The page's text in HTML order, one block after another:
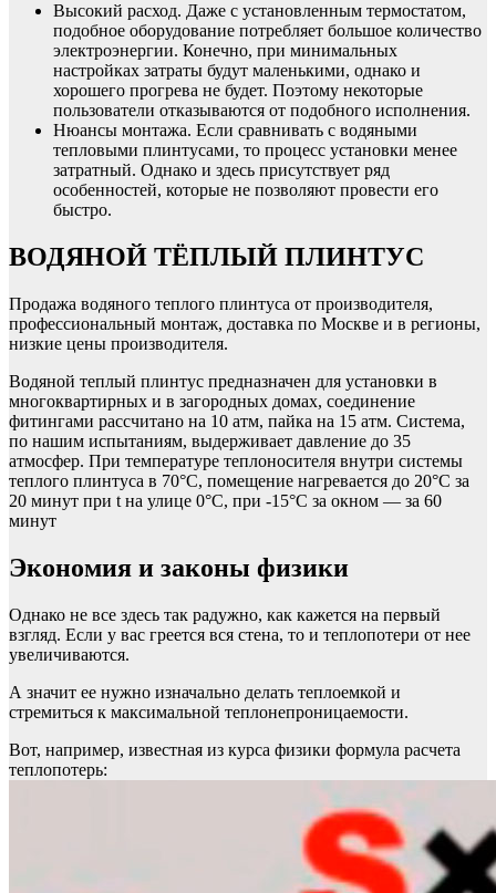
Высокий расход. Даже с установленным термостатом,
подобное оборудование потребляет большое количество
электроэнергии. Конечно, при минимальных
настройках затраты будут маленькими, однако и
хорошего прогрева не будет. Поэтому некоторые
пользователи отказываются от подобного исполнения.
Нюансы монтажа. Если сравнивать с водяными
тепловыми плинтусами, то процесс установки менее
затратный. Однако и здесь присутствует ряд
особенностей, которые не позволяют провести его
быстро.
ВОДЯНОЙ ТЁПЛЫЙ ПЛИНТУС
Продажа водяного теплого плинтуса от производителя,
профессиональный монтаж, доставка по Москве и в регионы,
низкие цены производителя.
Водяной теплый плинтус предназначен для установки в
многоквартирных и в загородных домах, соединение
фитингами рассчитано на 10 атм, пайка на 15 атм. Система,
по нашим испытаниям, выдерживает давление до 35
атмосфер. При температуре теплоносителя внутри системы
теплого плинтуса в 70°С, помещение нагревается до 20°С за
20 минут при t на улице 0°С, при -15°С за окном — за 60
минут
Экономия и законы физики
Однако не все здесь так радужно, как кажется на первый
взгляд. Если у вас греется вся стена, то и теплопотери от нее
увеличиваются.
А значит ее нужно изначально делать теплоемкой и
стремиться к максимальной теплонепроницаемости.
Вот, например, известная из курса физики формула расчета
теплопотерь: